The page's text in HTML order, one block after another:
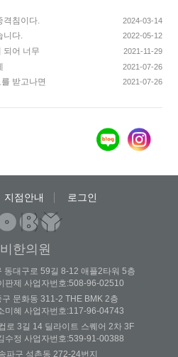
격침이다. 2024-03-14
니다. 2022-05-12
되어 너무
2021-11-29
2021-07-26
받고나면
2021-07-26
지점안내 로그인
한의원
동대구로 59길 8-12 애플2타워 5층
판제 사업자번호:508-96-02510
문화동 311-2 THE BMK 2층
미혜 사업자번호:117-96-04743
로 3길 14 딜라이트 스퀘어 2차 3F
수정 사업자번호:539-91-00388
파구 석촌동 272-24번지